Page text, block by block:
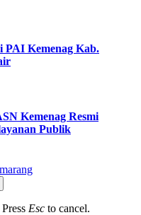
PAI Kemenag Kab.
Kemenag Resmi
Publik
Esc to cancel.